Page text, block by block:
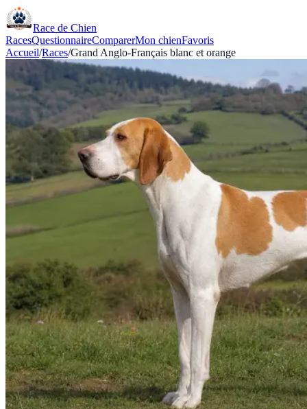
Race de Chien
RacesQuestionnaireComparerMon chienFavoris
Accueil/Races/Grand Anglo-Français blanc et orange